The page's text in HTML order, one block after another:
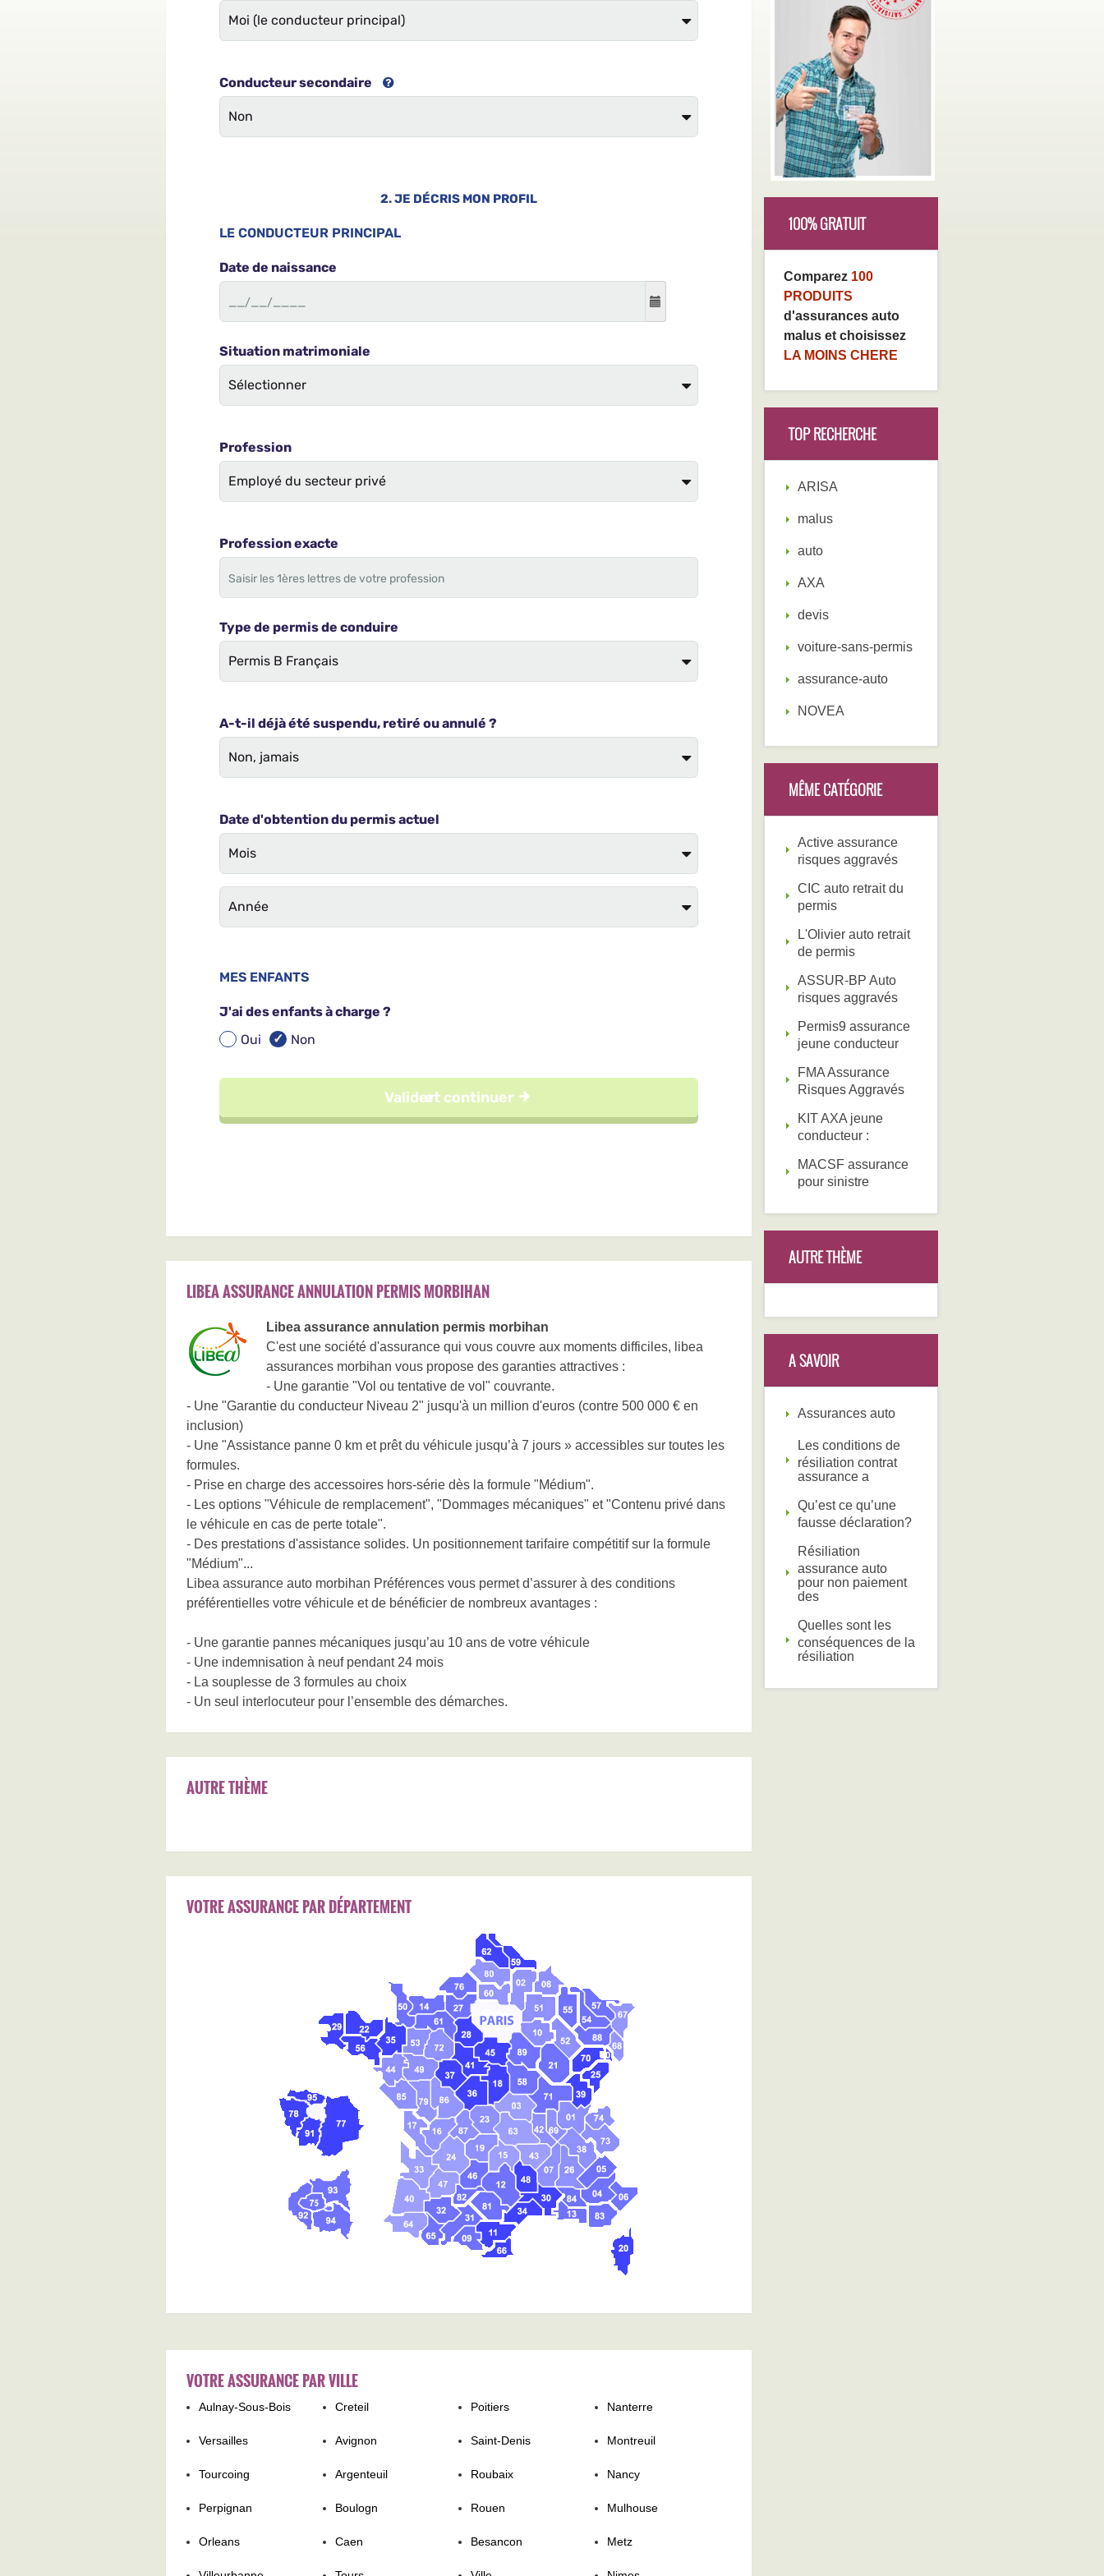
LIBEA ASSURANCE ANNULATION PERMIS MORBIHAN
Libea assurance annulation permis morbihan
C'est une société d'assurance qui vous couvre aux moments difficiles, libea
assurances morbihan vous propose des garanties attractives :
- Une garantie "Vol ou tentative de vol" couvrante.
- Une "Garantie du conducteur Niveau 2" jusqu'à un million d'euros (contre 500 000 € en
inclusion)
- Une "Assistance panne 0 km et prêt du véhicule jusqu’à 7 jours » accessibles sur toutes les
formules.
- Prise en charge des accessoires hors-série dès la formule "Médium".
- Les options "Véhicule de remplacement", "Dommages mécaniques" et "Contenu privé dans
le véhicule en cas de perte totale".
- Des prestations d'assistance solides. Un positionnement tarifaire compétitif sur la formule
"Médium"...
Libea assurance auto morbihan Préférences vous permet d’assurer à des conditions
préférentielles votre véhicule et de bénéficier de nombreux avantages :
- Une garantie pannes mécaniques jusqu’au 10 ans de votre véhicule
- Une indemnisation à neuf pendant 24 mois
- La souplesse de 3 formules au choix
- Un seul interlocuteur pour l’ensemble des démarches.
AUTRE THÈME
VOTRE ASSURANCE PAR DÉPARTEMENT
VOTRE ASSURANCE PAR VILLE
Aulnay-Sous-Bois Creteil Poitiers Nanterre
Versailles Avignon Saint-Denis Montreuil
Tourcoing Argenteuil Roubaix Nancy
Perpignan Boulogn Rouen Mulhouse
Orleans Caen Besancon Metz
100% GRATUIT
Comparez 100
PRODUITS
d'assurances auto
malus et choisissez
LA MOINS CHERE
TOP RECHERCHE
ARISA
malus
auto
AXA
devis
voiture-sans-permis
assurance-auto
NOVEA
MÊME CATÉGORIE
Active assurance
risques aggravés
CIC auto retrait du
permis
L'Olivier auto retrait
de permis
ASSUR-BP Auto
risques aggravés
Permis9 assurance
jeune conducteur
FMA Assurance
Risques Aggravés
KIT AXA jeune
conducteur :
MACSF assurance
pour sinistre
AUTRE THÈME
A SAVOIR
Assurances auto
Les conditions de
résiliation contrat
assurance a
Qu’est ce qu’une
fausse déclaration?
Résiliation
assurance auto
pour non paiement
des
Quelles sont les
conséquences de la
résiliation